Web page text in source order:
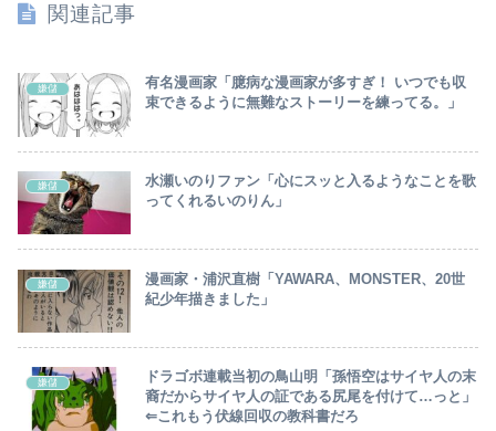
関連記事
嫌儲
有名漫画家「臆病な漫画家が多すぎ！ いつでも収
束できるように無難なストーリーを練ってる。」
嫌儲
水瀬いのりファン「心にスッと入るようなことを歌
ってくれるいのりん」
嫌儲
漫画家・浦沢直樹「YAWARA、MONSTER、20世
紀少年描きました」
嫌儲
ドラゴボ連載当初の鳥山明「孫悟空はサイヤ人の末
裔だからサイヤ人の証である尻尾を付けて…っと」
⇐これもう伏線回収の教科書だろ